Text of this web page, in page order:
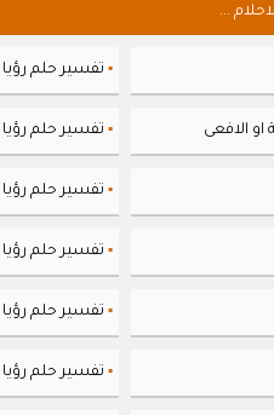
...
▪ تفسير حلم رؤيا
او الافعى ▪ تفسير حلم
▪ تفسير حلم
▪ تفسير حلم رؤيا
▪ تفسير حلم
▪ تفسير حلم رؤيا